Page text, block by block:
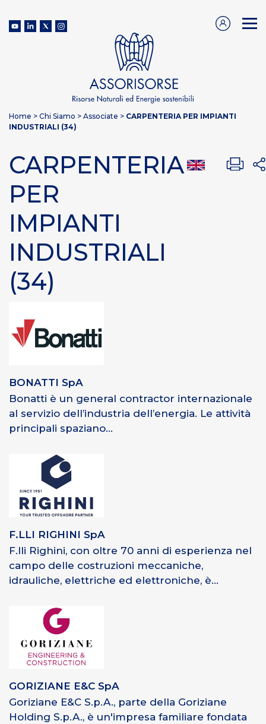
Home > Chi Siamo > Associate > CARPENTERIA PER IMPIANTI
INDUSTRIALI (34)
CARPENTERIA
PER
IMPIANTI
INDUSTRIALI
(34)
BONATTI SpA
Bonatti è un general contractor internazionale
al servizio dell’industria dell’energia. Le attività
principali spaziano...
F.LLI RIGHINI SpA
F.lli Righini, con oltre 70 anni di esperienza nel
campo delle costruzioni meccaniche,
idrauliche, elettriche ed elettroniche, è...
GORIZIANE E&C SpA
Goriziane E&C S.p.A., parte della Goriziane
Holding S.p.A., è un'impresa familiare fondata